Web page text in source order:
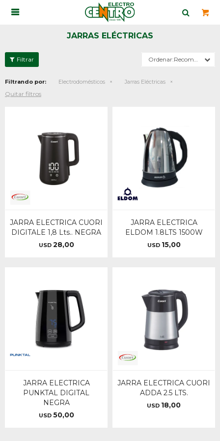

JARRAS ELÉCTRICAS
Recomendados
Filtrando por: Electrodomésticos Jarras Eléctricas
Quitar filtros
JARRA ELECTRICA CUORI
DIGITALE 1,8 Lts.. NEGRA
USD 28,00
JARRA ELECTRICA
ELDOM 1.8LTS 1500W
USD 15,00
JARRA ELECTRICA
PUNKTAL DIGITAL
NEGRA
USD 50,00
JARRA ELECTRICA CUORI
ADDA 2.5 LTS.
USD 18,00